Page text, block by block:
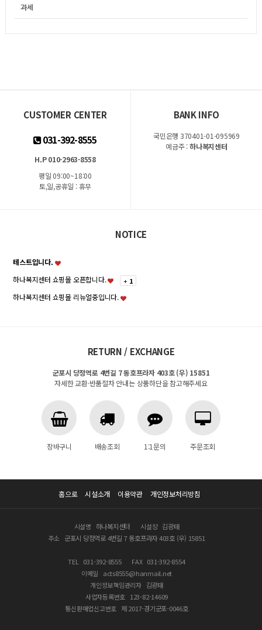
과세
CUSTOMER CENTER
031-392-8555
H.P 010-2963-8558
평일 09:00~18:00
토,일,공휴일 : 휴무
BANK INFO
국민은행 370401-01-095969
예금주 :하나복지센터
NOTICE
테스트입니다.
하나복지센터 쇼핑몰 오픈합니다.
+ 1
하나복지센터 쇼핑몰 리뉴얼중입니다.
RETURN / EXCHANGE
군포시 당정역로 4번길 7 동호프라자 403호 (우) 15851
자세한 교환·반품절차 안내는 상품하단을 참고해주세요
장바구니 배송조회 1:1문의 주문조회
홈으로 시설소개 이용약관 개인정보처리방침
시설명 하나복지센터 시설장 김광태
주소
군포시 당정역로 4번길 7 동호프라자 403호 (우) 15851
TEL 031-392-8555 FAX 031-392-8554
이메일
acts8555@hanmail.net
개인정보책임관리자 김광태
사업자등록번호 123-82-14609
통신판매업신고번호 제 2017-경기군포-0046호